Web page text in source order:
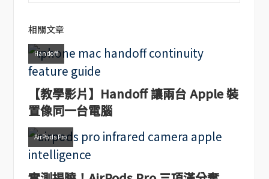
相關文章
Handoff
【教學影片】Handoff 讓兩台 Apple 裝
置像同一台電腦
AirPods Pro